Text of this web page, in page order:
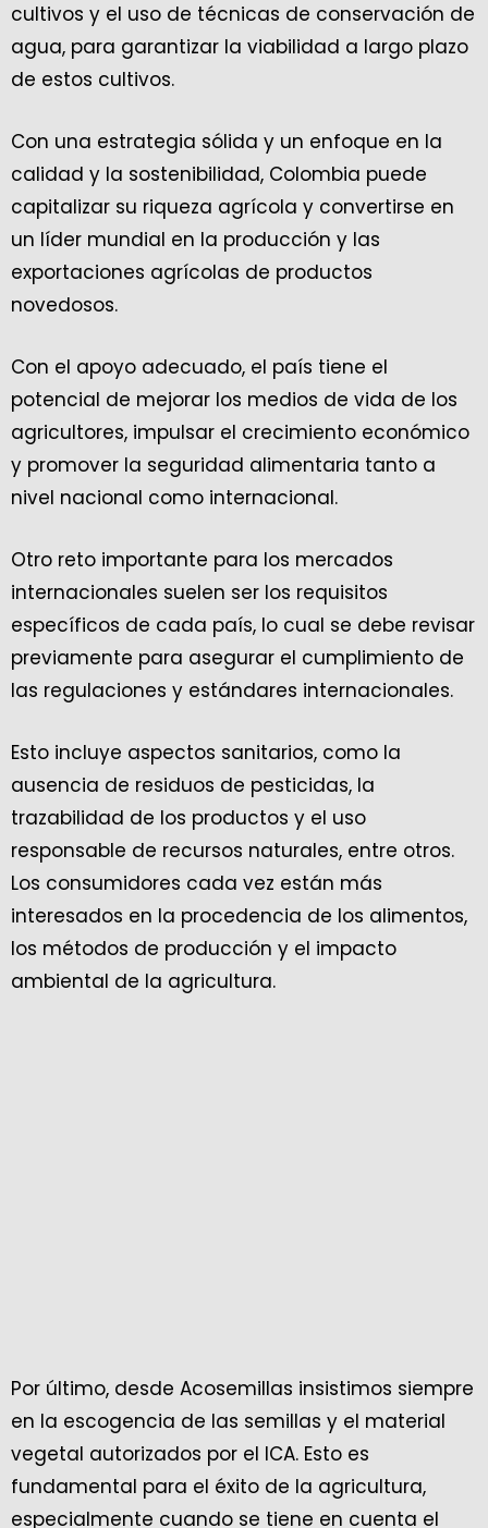
cultivos y el uso de técnicas de conservación de
agua, para garantizar la viabilidad a largo plazo
de estos cultivos.
Con una estrategia sólida y un enfoque en la
calidad y la sostenibilidad, Colombia puede
capitalizar su riqueza agrícola y convertirse en
un líder mundial en la producción y las
exportaciones agrícolas de productos
novedosos.
Con el apoyo adecuado, el país tiene el
potencial de mejorar los medios de vida de los
agricultores, impulsar el crecimiento económico
y promover la seguridad alimentaria tanto a
nivel nacional como internacional.
Otro reto importante para los mercados
internacionales suelen ser los requisitos
específicos de cada país, lo cual se debe revisar
previamente para asegurar el cumplimiento de
las regulaciones y estándares internacionales.
Esto incluye aspectos sanitarios, como la
ausencia de residuos de pesticidas, la
trazabilidad de los productos y el uso
responsable de recursos naturales, entre otros.
Los consumidores cada vez están más
interesados en la procedencia de los alimentos,
los métodos de producción y el impacto
ambiental de la agricultura.
Por último, desde Acosemillas insistimos siempre
en la escogencia de las semillas y el material
vegetal autorizados por el ICA. Esto es
fundamental para el éxito de la agricultura,
especialmente cuando se tiene en cuenta el